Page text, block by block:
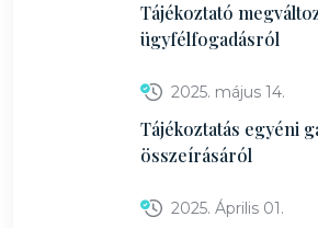
Tájékoztató
ügyfélfogadásról
2025. május 14.
Tájékoztatás egyéni
összeírásáról
2025. Április 01.